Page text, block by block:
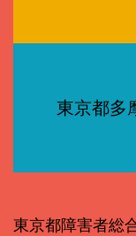
東京都多
東京都障害者総